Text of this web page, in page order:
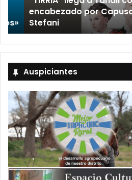
encabezado por
Stefani
Auspiciantes